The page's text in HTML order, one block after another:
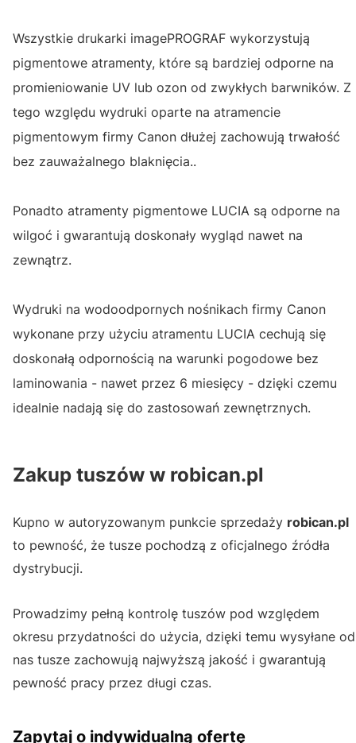
Wszystkie drukarki imagePROGRAF wykorzystują
pigmentowe atramenty, które są bardziej odporne na
promieniowanie UV lub ozon od zwykłych barwników. Z
tego względu wydruki oparte na atramencie
pigmentowym firmy Canon dłużej zachowują trwałość
bez zauważalnego blaknięcia..
Ponadto atramenty pigmentowe LUCIA są odporne na
wilgoć i gwarantują doskonały wygląd nawet na
zewnątrz.
Wydruki na wodoodpornych nośnikach firmy Canon
wykonane przy użyciu atramentu LUCIA cechują się
doskonałą odpornością na warunki pogodowe bez
laminowania - nawet przez 6 miesięcy - dzięki czemu
idealnie nadają się do zastosowań zewnętrznych.
Zakup tuszów w robican.pl
Kupno w autoryzowanym punkcie sprzedaży robican.pl
to pewność, że tusze pochodzą z oficjalnego źródła
dystrybucji.
Prowadzimy pełną kontrolę tuszów pod względem
okresu przydatności do użycia, dzięki temu wysyłane od
nas tusze zachowują najwyższą jakość i gwarantują
pewność pracy przez długi czas.
Zapytaj o indywidualną ofertę